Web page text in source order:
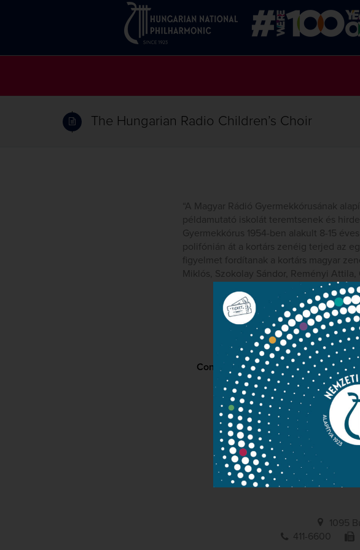
The Hungarian Radio Children’s Choir
“A Magyar Rádió Gyermekkórusának
példamutató iskolát teremtsenek és
Gyermekkórus 1954-ben alakult 8-15
polifónián át a kortárs zenéig terjed az
figyelmet fordítanak a kortárs magyar
Miklós, Szokolay Sándor, Reményi
Contact Public information
1095
411-6600